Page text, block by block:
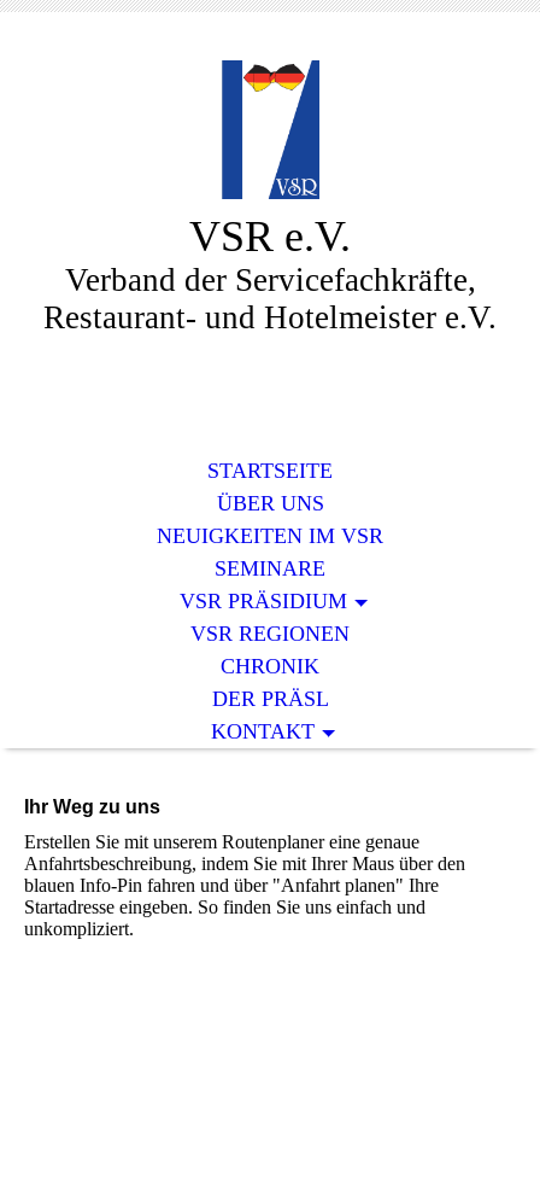
VSR e.V.
Verband der Servicefachkräfte,
Restaurant- und Hotelmeister e.V.
STARTSEITE
ÜBER UNS
NEUIGKEITEN IM VSR
SEMINARE
VSR PRÄSIDIUM
VSR REGIONEN
CHRONIK
DER PRÄSL
KONTAKT
Ihr Weg zu uns
Erstellen Sie mit unserem Routenplaner eine genaue
Anfahrtsbeschreibung, indem Sie mit Ihrer Maus über den
blauen Info-Pin fahren und über "Anfahrt planen" Ihre
Startadresse eingeben. So finden Sie uns einfach und
unkompliziert.